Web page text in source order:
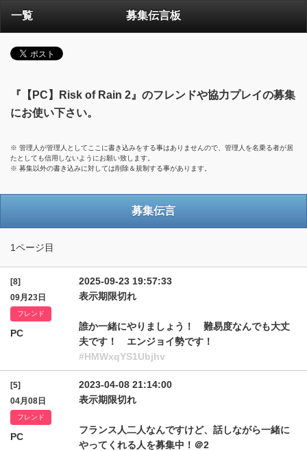
一覧 募集伝言板
『【PC】Risk of Rain 2』のフレンドや協力プレイの募集
にお使い下さい。
※ 管理人が管理人としてここに書き込みをする事はありませんので、管理人を名乗る者が居
たとしても信用しないようにお願い致します。
※ 募集以外の書き込みに対しては削除＆規制する事があります。
募集伝言
1ページ目
[8]
09月23日
フレンド
PC
2025-09-23 19:57:33
表示期限切れ
誰か一緒にやりましょう！ 難易度なんでも大丈
夫です！ エンジョイ勢です！
#HMWxqYS1Ubjhv
[5]
04月08日
フレンド
PC
2023-04-08 21:14:00
表示期限切れ
フランス人二人なんですけど、話しながら一緒に
やってくれる人を募集中！＠2